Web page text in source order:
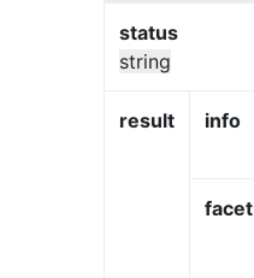
status
string
result info
facet